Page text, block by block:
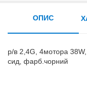
ОПИС
р/в 2,4G, 4мотора
сид, фарб.чорний